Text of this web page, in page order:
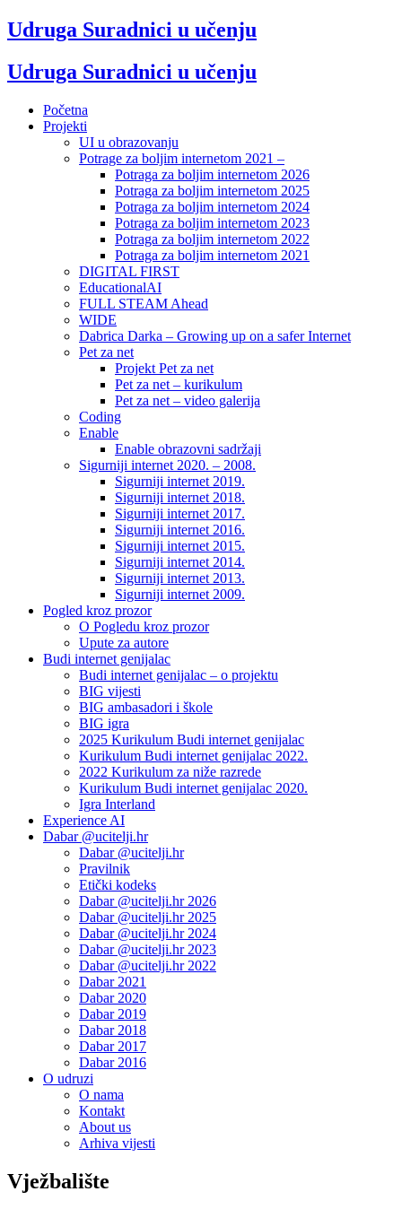
Udruga Suradnici u učenju
Udruga Suradnici u učenju
Početna
Projekti
UI u obrazovanju
Potrage za boljim internetom 2021 –
Potraga za boljim internetom 2026
Potraga za boljim internetom 2025
Potraga za boljim internetom 2024
Potraga za boljim internetom 2023
Potraga za boljim internetom 2022
Potraga za boljim internetom 2021
DIGITAL FIRST
EducationalAI
FULL STEAM Ahead
WIDE
Dabrica Darka – Growing up on a safer Internet
Pet za net
Projekt Pet za net
Pet za net – kurikulum
Pet za net – video galerija
Coding
Enable
Enable obrazovni sadržaji
Sigurniji internet 2020. – 2008.
Sigurniji internet 2019.
Sigurniji internet 2018.
Sigurniji internet 2017.
Sigurniji internet 2016.
Sigurniji internet 2015.
Sigurniji internet 2014.
Sigurniji internet 2013.
Sigurniji internet 2009.
Pogled kroz prozor
O Pogledu kroz prozor
Upute za autore
Budi internet genijalac
Budi internet genijalac – o projektu
BIG vijesti
BIG ambasadori i škole
BIG igra
2025 Kurikulum Budi internet genijalac
Kurikulum Budi internet genijalac 2022.
2022 Kurikulum za niže razrede
Kurikulum Budi internet genijalac 2020.
Igra Interland
Experience AI
Dabar @ucitelji.hr
Dabar @ucitelji.hr
Pravilnik
Etički kodeks
Dabar @ucitelji.hr 2026
Dabar @ucitelji.hr 2025
Dabar @ucitelji.hr 2024
Dabar @ucitelji.hr 2023
Dabar @ucitelji.hr 2022
Dabar 2021
Dabar 2020
Dabar 2019
Dabar 2018
Dabar 2017
Dabar 2016
O udruzi
O nama
Kontakt
About us
Arhiva vijesti
Vježbalište